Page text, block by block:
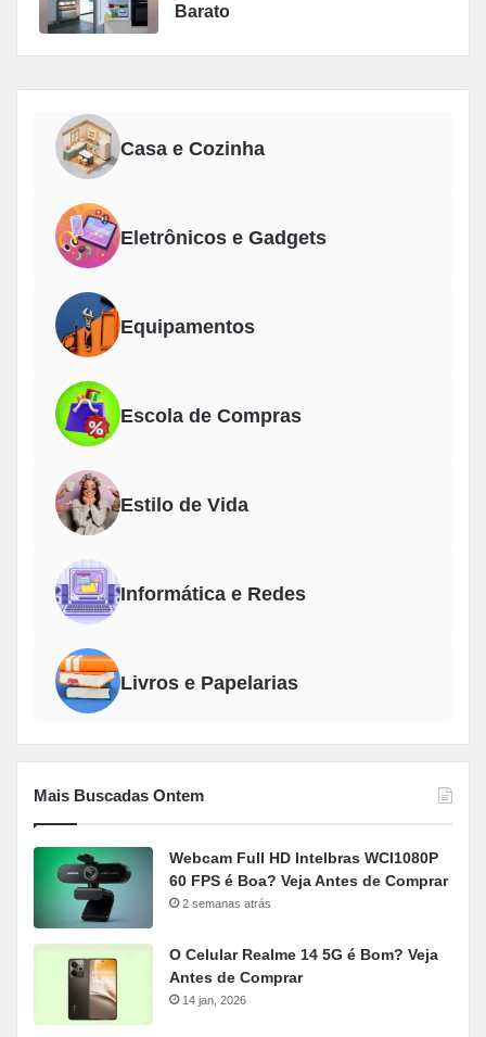
Barato
Casa e Cozinha
Eletrônicos e Gadgets
Equipamentos
Escola de Compras
Estilo de Vida
Informática e Redes
Livros e Papelarias
Mais Buscadas Ontem
Webcam Full HD Intelbras WCI1080P
60 FPS é Boa? Veja Antes de Comprar
2 semanas atrás
O Celular Realme 14 5G é Bom? Veja
Antes de Comprar
14 jan, 2026